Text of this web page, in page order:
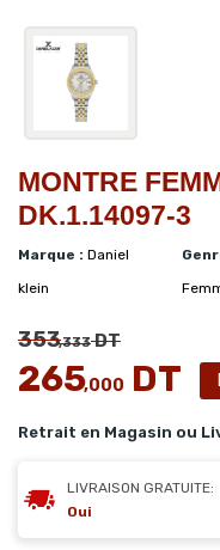
MONTRE
DK.1.14097-3
Marque : Daniel
klein
353,333DT
265,000 DT
Retrait en Magasin ou
LIVRAISON GRATUITE:
Oui